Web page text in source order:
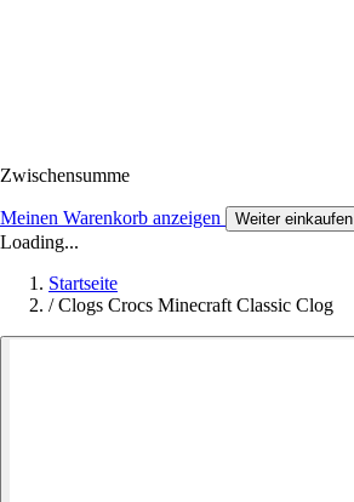
Zwischensumme
Meinen Warenkorb anzeigen Weiter einkaufen
Loading...
Startseite
/ Clogs Crocs Minecraft Classic Clog